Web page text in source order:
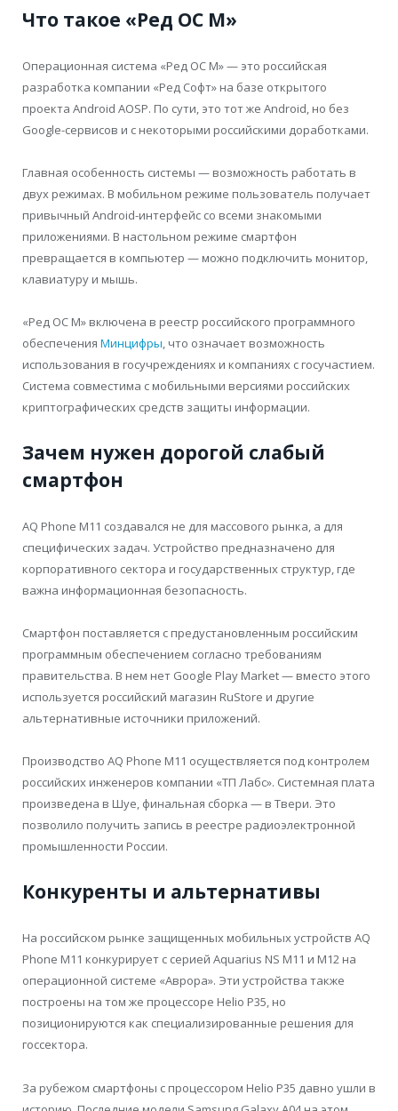
Что такое «Ред ОС М»
Операционная система «Ред ОС М» — это российская
разработка компании «Ред Софт» на базе открытого
проекта Android AOSP. По сути, это тот же Android, но без
Google-сервисов и с некоторыми российскими доработками.
Главная особенность системы — возможность работать в
двух режимах. В мобильном режиме пользователь получает
привычный Android-интерфейс со всеми знакомыми
приложениями. В настольном режиме смартфон
превращается в компьютер — можно подключить монитор,
клавиатуру и мышь.
«Ред ОС М» включена в реестр российского программного
обеспечения Минцифры, что означает возможность
использования в госучреждениях и компаниях с госучастием.
Система совместима с мобильными версиями российских
криптографических средств защиты информации.
Зачем нужен дорогой слабый
смартфон
AQ Phone M11 создавался не для массового рынка, а для
специфических задач. Устройство предназначено для
корпоративного сектора и государственных структур, где
важна информационная безопасность.
Смартфон поставляется с предустановленным российским
программным обеспечением согласно требованиям
правительства. В нем нет Google Play Market — вместо этого
используется российский магазин RuStore и другие
альтернативные источники приложений.
Производство AQ Phone M11 осуществляется под контролем
российских инженеров компании «ТП Лабс». Системная плата
произведена в Шуе, финальная сборка — в Твери. Это
позволило получить запись в реестре радиоэлектронной
промышленности России.
Конкуренты и альтернативы
На российском рынке защищенных мобильных устройств AQ
Phone M11 конкурирует с серией Aquarius NS M11 и M12 на
операционной системе «Аврора». Эти устройства также
построены на том же процессоре Helio P35, но
позиционируются как специализированные решения для
госсектора.
За рубежом смартфоны с процессором Helio P35 давно ушли в